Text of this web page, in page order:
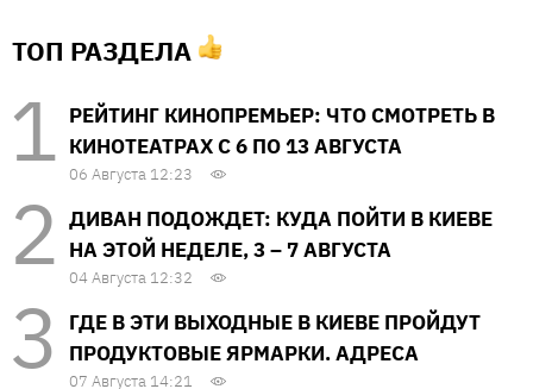
ТОП РАЗДЕЛА
РЕЙТИНГ КИНОПРЕМЬЕР: ЧТО СМОТРЕТЬ В
КИНОТЕАТРАХ С 6 ПО 13 АВГУСТА
06 Августа 12:23
ДИВАН ПОДОЖДЕТ: КУДА ПОЙТИ В КИЕВЕ
НА ЭТОЙ НЕДЕЛЕ, 3 – 7 АВГУСТА
04 Августа 12:32
ГДЕ В ЭТИ ВЫХОДНЫЕ В КИЕВЕ ПРОЙДУТ
ПРОДУКТОВЫЕ ЯРМАРКИ. АДРЕСА
07 Августа 14:21